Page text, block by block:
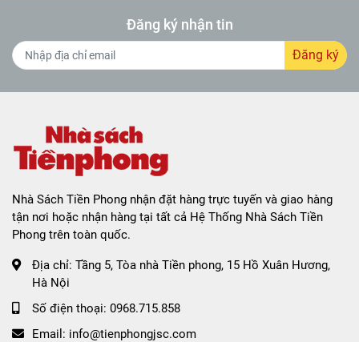
Đăng ký nhận tin
Đăng ký
Nhà Sách Tiền Phong nhận đặt hàng trực tuyến và giao hàng
tận nơi hoặc nhận hàng tại tất cả Hệ Thống Nhà Sách Tiền
Phong trên toàn quốc.
Địa chỉ: Tầng 5, Tòa nhà Tiền phong, 15 Hồ Xuân Hương,
Hà Nội
Số điện thoại: 0968.715.858
Email: info@tienphongjsc.com